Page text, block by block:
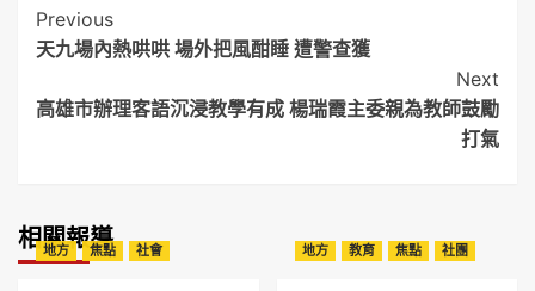
Post
Navigation
Previous
天九場內熱哄哄 場外把風酣睡 遭警查獲
Next
高雄市辦理客語沉浸教學有成 楊瑞霞主委親為教師鼓勵
打氣
相關報導
地方 焦點 社會 地方 教育 焦點 社團